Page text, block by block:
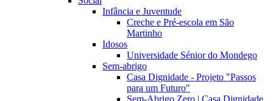
Infância e Juventude
Creche e Pré-escola em São
Martinho
Idosos
Universidade Sénior do Mondego
Sem-abrigo
Casa Dignidade - Projeto "Passos
para um Futuro"
Sem-Abrigo Zero | Casa Dignidade